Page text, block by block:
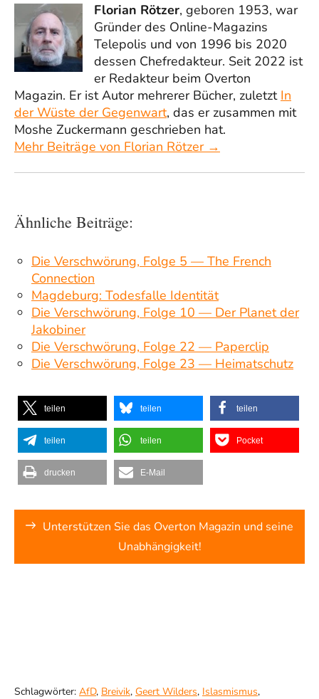
Florian Rötzer, geboren 1953, war
Gründer des Online-Magazins
Telepolis und von 1996 bis 2020
dessen Chefredakteur. Seit 2022 ist
er Redakteur beim Overton
Magazin. Er ist Autor mehrerer Bücher, zuletzt In
der Wüste der Gegenwart, das er zusammen mit
Moshe Zuckermann geschrieben hat.
Mehr Beiträge von Florian Rötzer →
Ähnliche Beiträge:
Die Verschwörung, Folge 5 — The French
Connection
Magdeburg: Todesfalle Identität
Die Verschwörung, Folge 10 — Der Planet der
Jakobiner
Die Verschwörung, Folge 22 — Paperclip
Die Verschwörung, Folge 23 — Heimatschutz
teilen teilen teilen
teilen teilen Pocket
drucken E-Mail
Unterstützen Sie das Overton Magazin und seine
Unabhängigkeit!
Schlagwörter: AfD, Breivik, Geert Wilders, Islasmismus,